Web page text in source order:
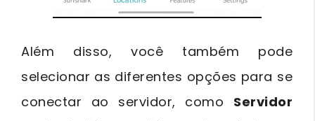
Além disso, você também pode
selecionar as diferentes opções para se
conectar ao servidor, como Servidor